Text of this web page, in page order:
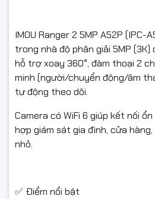
IMOU Ranger 2 5MP A52P (IPC-
trong nhà độ phân giải 5MP
hỗ trợ xoay 360°, đàm thoại 2
minh (người/chuyển động/âm
tự động theo dõi.
Camera có WiFi 6 giúp kết nối
hợp giám sát gia đình, cửa
nhỏ.
✅ Điểm nổi bật
#CameraAnNinh #DamThoai2Chieu
#NgocThoComputer